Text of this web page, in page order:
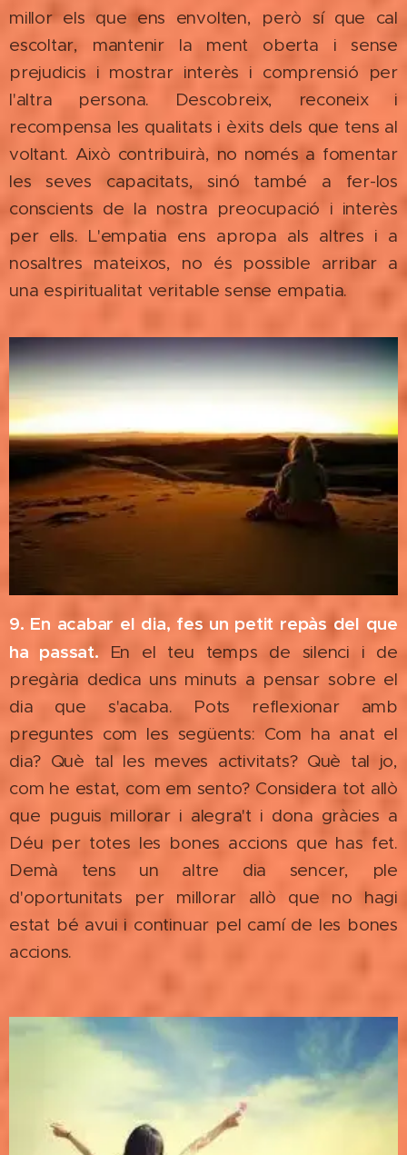
millor els que ens envolten, però sí que cal
escoltar, mantenir la ment oberta i sense
prejudicis i mostrar interès i comprensió per
l'altra persona. Descobreix, reconeix i
recompensa les qualitats i èxits dels que tens al
voltant. Això contribuirà, no només a fomentar
les seves capacitats, sinó també a fer-los
conscients de la nostra preocupació i interès
per ells. L'empatia ens apropa als altres i a
nosaltres mateixos, no és possible arribar a
una espiritualitat veritable sense empatia.
9. En acabar el dia, fes un petit repàs del que
ha passat. En el teu temps de silenci i de
pregària dedica uns minuts a pensar sobre el
dia que s'acaba. Pots reflexionar amb
preguntes com les següents: Com ha anat el
dia? Què tal les meves activitats? Què tal jo,
com he estat, com em sento? Considera tot allò
que puguis millorar i alegra't i dona gràcies a
Déu per totes les bones accions que has fet.
Demà tens un altre dia sencer, ple
d'oportunitats per millorar allò que no hagi
estat bé avui i continuar pel camí de les bones
accions.